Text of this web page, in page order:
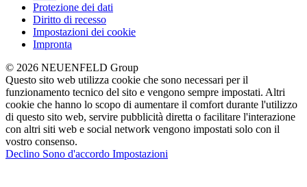
Protezione dei dati
Diritto di recesso
Impostazioni dei cookie
Impronta
© 2026 NEUENFELD Group
Questo sito web utilizza cookie che sono necessari per il
funzionamento tecnico del sito e vengono sempre impostati. Altri
cookie che hanno lo scopo di aumentare il comfort durante l'utilizzo
di questo sito web, servire pubblicità diretta o facilitare l'interazione
con altri siti web e social network vengono impostati solo con il
vostro consenso.
Declino Sono d'accordo Impostazioni